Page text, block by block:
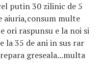
putin 30 zilinic de 5
aiuria,consum multe
ori raspunsu e la noi si
la 35 de ani in sus rar
greseala...multa